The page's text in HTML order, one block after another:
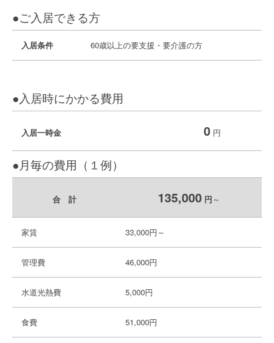
●ご入居できる方
入居条件 60歳以上の要支援・要介護の方
●入居時にかかる費用
入居一時金 0 円
●月毎の費用（１例）
合 計 135,000 円 ～
家賃 33,000円～
管理費 46,000円
水道光熱費 5,000円
食費 51,000円